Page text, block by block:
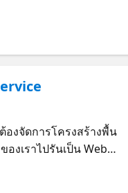
องจัดการโครงสร้างพื้น
งเราไปรันเป็น Web
PHP, Java เรา